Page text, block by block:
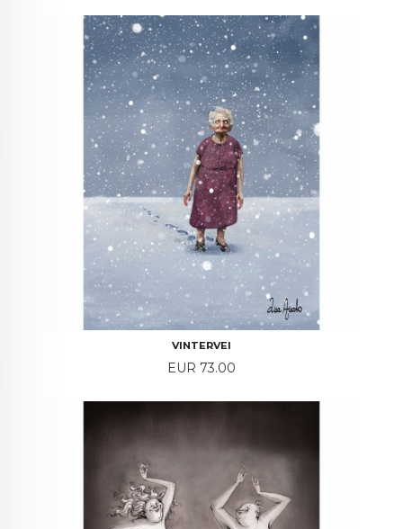
VINTERVEI
Price
EUR 73.00